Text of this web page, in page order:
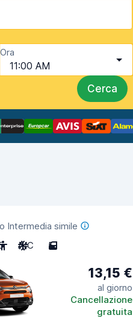
Ora
11:00 AM
Cerca
o Intermedia simile
A/C 5
13,15 €
al giorno
Cancellazione
gratuita